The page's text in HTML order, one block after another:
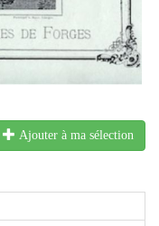
Ajouter à ma sélection